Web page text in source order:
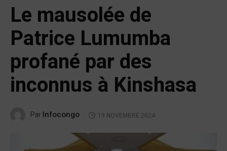
Le mausolée de
Patrice Lumumba
profané par des
inconnus à Kinshasa
Par Infocongo 19 NOVEMBRE 2024